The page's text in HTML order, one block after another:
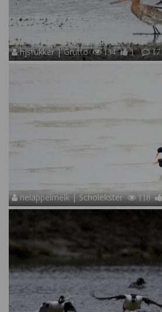
hjstukker | Grutto 134 1 17
nelappelmelk | Scholekster 118